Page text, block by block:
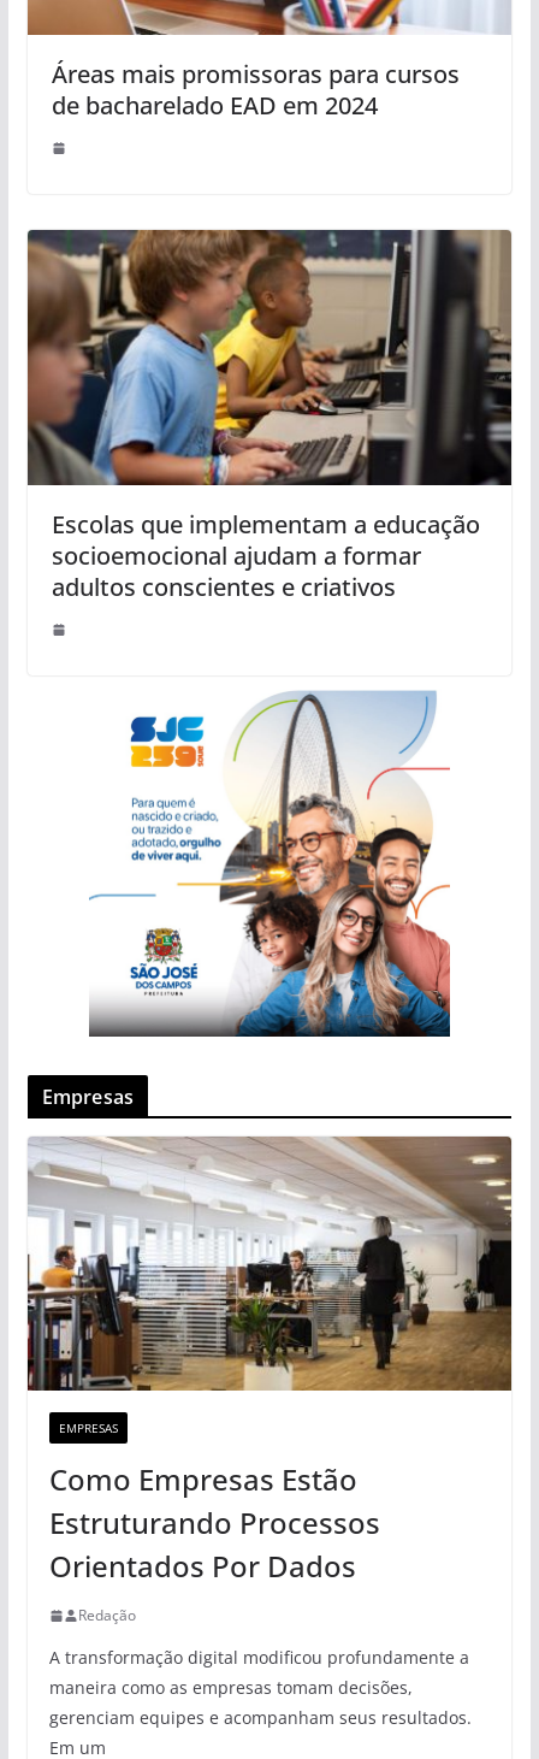
Áreas mais promissoras para cursos
de bacharelado EAD em 2024
Escolas que implementam a educação
socioemocional ajudam a formar
adultos conscientes e criativos
Empresas
EMPRESAS
Como Empresas Estão
Estruturando Processos
Orientados Por Dados
Redação
A transformação digital modificou profundamente a
maneira como as empresas tomam decisões,
gerenciam equipes e acompanham seus resultados.
Em um